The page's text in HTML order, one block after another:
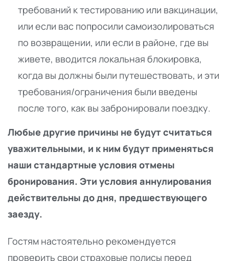
требований к тестированию или вакцинации,
или если вас попросили самоизолироваться
по возвращении, или если в районе, где вы
живете, вводится локальная блокировка,
когда вы должны были путешествовать, и эти
требования/ограничения были введены
после того, как вы забронировали поездку.
Любые другие причины не будут считаться
уважительными, и к ним будут применяться
наши стандартные условия отмены
бронирования. Эти условия аннулирования
действительны до дня, предшествующего
заезду.
Гостям настоятельно рекомендуется
проверить свои страховые полисы перед